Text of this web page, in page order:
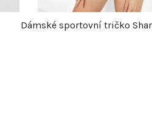
Dámské sportovní tričko